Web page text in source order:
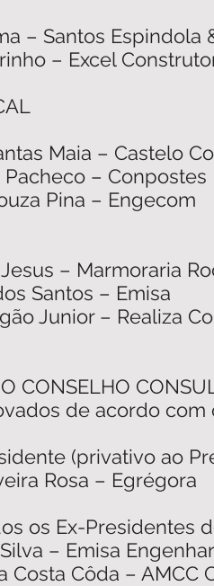
– Santos Espindola
– Excel
Maia – Castelo
– Conpostes
Pina – Engecom
– Marmoraria
Santos – Emisa
Junior – Realiza
CONSELHO
de acordo
(privativo ao
Rosa – Egrégora
os Ex-Presidentes
– Emisa
Costa Côda – AMCC